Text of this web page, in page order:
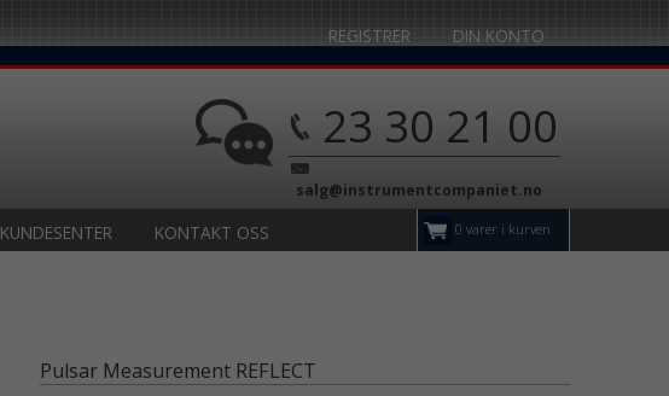
REGISTRER DIN KONTO
23 30 21 00
salg@instrumentcompaniet.no
KUNDESENTER KONTAKT OSS 0 varer i kurven
Pulsar Measurement REFLECT